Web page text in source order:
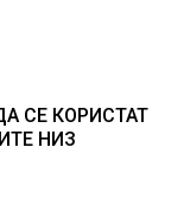
СЕ КОРИСТАТ
НИЗ